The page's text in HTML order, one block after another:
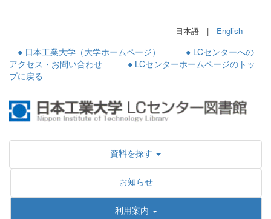
日本語 | English
● 日本工業大学（大学ホームページ）
● LCセンターへの
アクセス・お問い合わせ
● LCセンターホームページのトッ
プに戻る
資料を探す
お知らせ
利用案内